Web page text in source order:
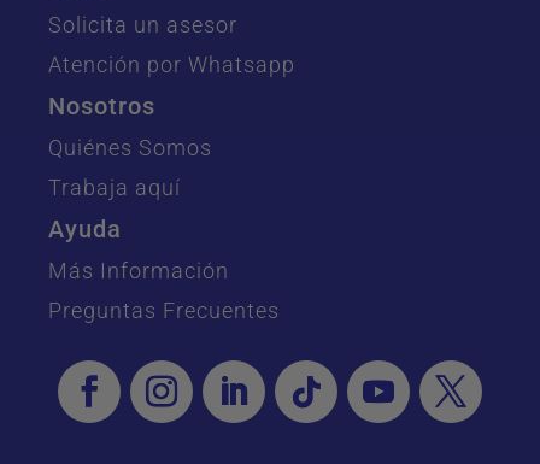
Solicita un asesor
Atención por Whatsapp
Nosotros
Quiénes Somos
Trabaja aquí
Ayuda
Más Información
Preguntas Frecuentes